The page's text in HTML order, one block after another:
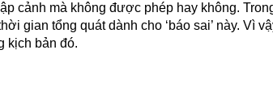
cảnh mà không được phép hay không.
gian tổng quát dành cho ‘báo sai’ này. Vì
kịch bản đó.